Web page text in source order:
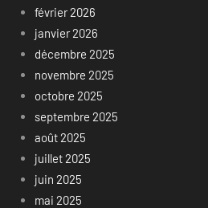
février 2026
janvier 2026
décembre 2025
novembre 2025
octobre 2025
septembre 2025
août 2025
juillet 2025
juin 2025
mai 2025